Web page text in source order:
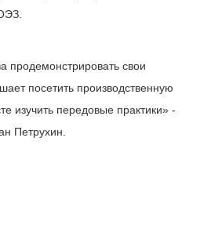
продемонстрировать свои
посетить производственную
изучить передовые практики» -
Петрухин.